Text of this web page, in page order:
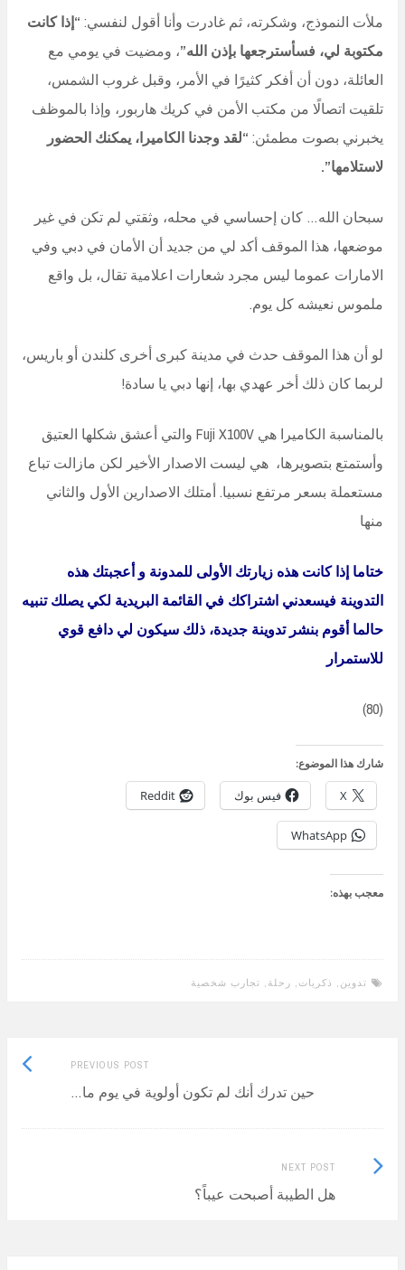
ملأت النموذج، وشكرته، ثم غادرت وأنا أقول لنفسي: “إذا كانت
مكتوبة لي، فسأسترجعها بإذن الله”، ومضيت في يومي مع
العائلة، دون أن أفكر كثيرًا في الأمر، وقبل غروب الشمس،
تلقيت اتصالًا من مكتب الأمن في كريك هاربور ، وإذا بالموظف
يخبرني بصوت مطمئن: “لقد وجدنا الكاميرا، يمكنك الحضور
لاستلامها”.
سبحان الله… كان إحساسي في محله، وثقتي لم تكن في غير
موضعها، هذا الموقف أكد لي من جديد أن الأمان في دبي وفي
الامارات عموما ليس مجرد شعارات اعلامية تقال، بل واقع
ملموس نعيشه كل يوم.
لو أن هذا الموقف حدث في مدينة كبرى أخرى كلندن أو باريس،
لربما كان ذلك أخر عهدي بها، إنها دبي يا سادة!
بالمناسبة الكاميرا هي Fuji X100V والتي أعشق شكلها العتيق
وأستمتع بتصويرها، هي ليست الاصدار الأخير لكن مازالت تباع
مستعملة بسعر مرتفع نسبيا. أمتلك الاصدارين الأول والثاني
منها
ختاما إذا كانت هذه زيارتك الأولى للمدونة و أعجبتك هذه
التدوينة فيسعدني اشتراكك في القائمة البريدية لكي يصلك تنبيه
حالما أقوم بنشر تدوينة جديدة، ذلك سيكون لي دافع قوي
للاستمرار
(80)
شارك هذا الموضوع:
X فيس بوك Reddit
WhatsApp
معجب بهذه:
تدوين , ذكريات , رحلة , تجارب شخصية
navigation
PREVIOUS POST
Previous
حين تدرك أنك لم تكون أولوية في يوم ما…
NEXT POST
هل الطيبة أصبحت عيباً؟
Next
Post: